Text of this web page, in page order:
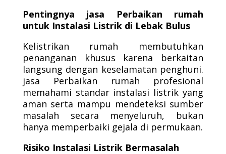
Pentingnya jasa Perbaikan rumah
untuk Instalasi Listrik di Lebak Bulus
Kelistrikan rumah membutuhkan
penanganan khusus karena berkaitan
langsung dengan keselamatan penghuni.
jasa Perbaikan rumah profesional
memahami standar instalasi listrik yang
aman serta mampu mendeteksi sumber
masalah secara menyeluruh, bukan
hanya memperbaiki gejala di permukaan.
Risiko Instalasi Listrik Bermasalah